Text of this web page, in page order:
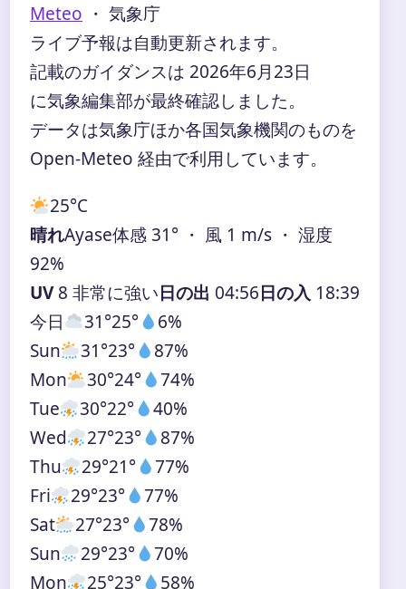
Meteo ・ 気象庁
ライブ予報は自動更新されます。
記載のガイダンスは 2026年6月23日
に気象編集部が最終確認しました。
データは気象庁ほか各国気象機関のものを
Open-Meteo 経由で利用しています。
25°C
晴れAyase体感 31° ・ 風 1 m/s ・ 湿度
92%
UV8 非常に強い日の出 04:56日の入 18:39
今日
31°25°
6%
Sun
31°23°
87%
Mon
30°24°
74%
Tue
30°22°
40%
Wed
27°23°
87%
Thu
29°21°
77%
Fri
29°23°
77%
Sat
27°23°
78%
Sun
29°23°
70%
Mon
25°23°
58%